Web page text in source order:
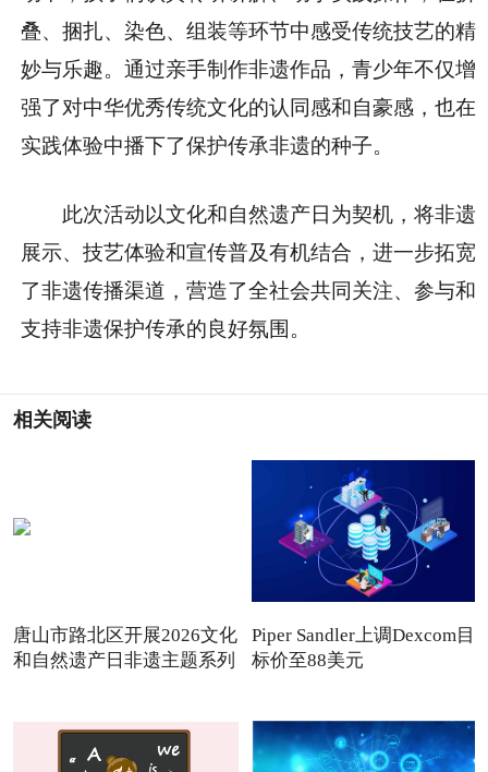
叠、捆扎、染色、组装等环节中感受传统技艺的精
妙与乐趣。通过亲手制作非遗作品，青少年不仅增
强了对中华优秀传统文化的认同感和自豪感，也在
实践体验中播下了保护传承非遗的种子。
此次活动以文化和自然遗产日为契机，将非遗
展示、技艺体验和宣传普及有机结合，进一步拓宽
了非遗传播渠道，营造了全社会共同关注、参与和
支持非遗保护传承的良好氛围。
相关阅读
唐山市路北区开展2026文化
和自然遗产日非遗主题系列
Piper Sandler上调Dexcom目
标价至88美元